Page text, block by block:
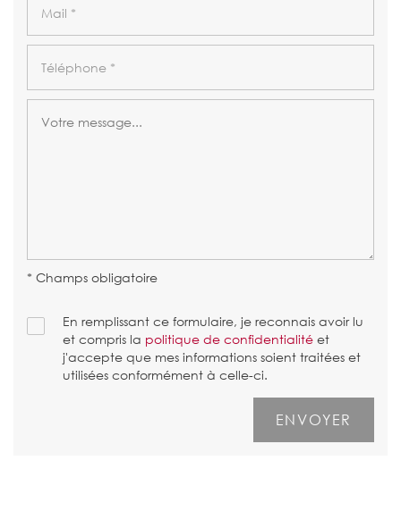
* Champs obligatoire
En remplissant ce formulaire, je reconnais avoir lu
et compris la politique de confidentialité et
j'accepte que mes informations soient traitées et
utilisées conformément à celle-ci.